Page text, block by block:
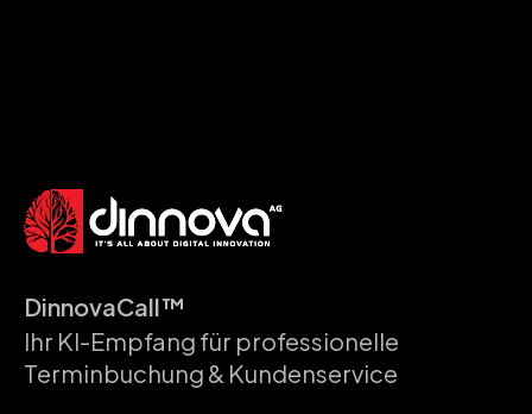
DinnovaCall™
Ihr KI-Empfang für professionelle
Terminbuchung & Kundenservice